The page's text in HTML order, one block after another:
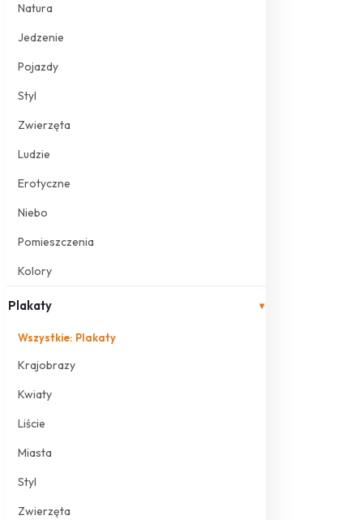
Natura
Jedzenie
Pojazdy
Styl
Zwierzęta
Ludzie
Erotyczne
Niebo
Pomieszczenia
Kolory
Plakaty ▾
Wszystkie: Plakaty
Krajobrazy
Kwiaty
Liście
Miasta
Styl
Zwierzęta